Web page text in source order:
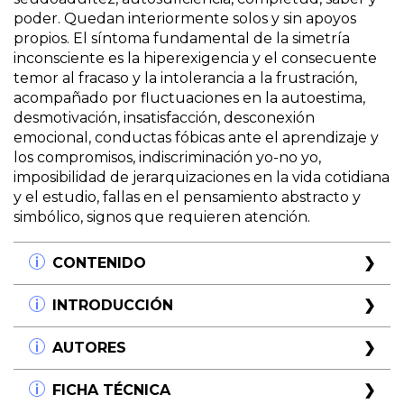
poder. Quedan interiormente solos y sin apoyos
propios. El síntoma fundamental de la simetría
inconsciente es la hiperexigencia y el consecuente
temor al fracaso y la intolerancia a la frustración,
acompañado por fluctuaciones en la autoestima,
desmotivación, insatisfacción, desconexión
emocional, conductas fóbicas ante el aprendizaje y
los compromisos, indiscriminación yo-no yo,
imposibilidad de jerarquizaciones en la vida cotidiana
y el estudio, fallas en el pensamiento abstracto y
simbólico, signos que requieren atención.
CONTENIDO
Introducción. Simetría y mimetización
inconsciente con el adulto.
Objetivos, fundamentos, hipótesis y resultados
cuantitativos
Primera parte.
INTRODUCCIÓN
Simetría y mimetización inconsciente con el
adulto.
Objetivos, fundamentos, hipótesis y resultados
cuantitativos
AUTORES
Claudia Messing
Licenciada en Psicología y Sociología (UBA),
FICHA TÉCNICA